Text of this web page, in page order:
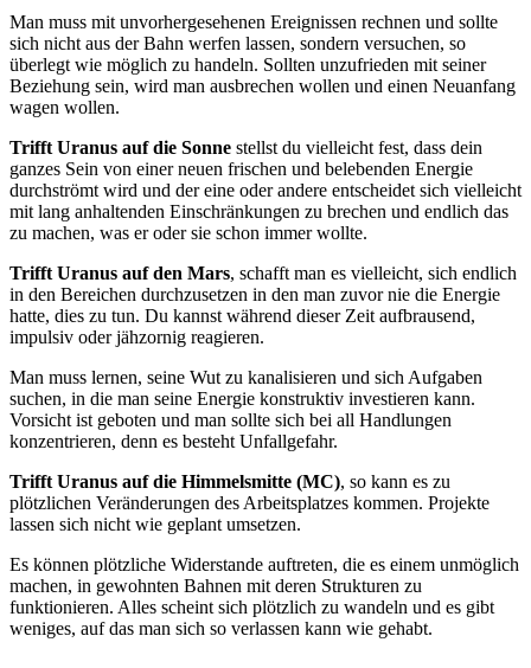
Man muss mit unvorhergesehenen Ereignissen rechnen und sollte
sich nicht aus der Bahn werfen lassen, sondern versuchen, so
überlegt wie möglich zu handeln. Sollten unzufrieden mit seiner
Beziehung sein, wird man ausbrechen wollen und einen Neuanfang
wagen wollen.
Trifft Uranus auf die Sonne stellst du vielleicht fest, dass dein
ganzes Sein von einer neuen frischen und belebenden Energie
durchströmt wird und der eine oder andere entscheidet sich vielleicht
mit lang anhaltenden Einschränkungen zu brechen und endlich das
zu machen, was er oder sie schon immer wollte.
Trifft Uranus auf den Mars, schafft man es vielleicht, sich endlich
in den Bereichen durchzusetzen in den man zuvor nie die Energie
hatte, dies zu tun. Du kannst während dieser Zeit aufbrausend,
impulsiv oder jähzornig reagieren.
Man muss lernen, seine Wut zu kanalisieren und sich Aufgaben
suchen, in die man seine Energie konstruktiv investieren kann.
Vorsicht ist geboten und man sollte sich bei all Handlungen
konzentrieren, denn es besteht Unfallgefahr.
Trifft Uranus auf die Himmelsmitte (MC), so kann es zu
plötzlichen Veränderungen des Arbeitsplatzes kommen. Projekte
lassen sich nicht wie geplant umsetzen.
Es können plötzliche Widerstande auftreten, die es einem unmöglich
machen, in gewohnten Bahnen mit deren Strukturen zu
funktionieren. Alles scheint sich plötzlich zu wandeln und es gibt
weniges, auf das man sich so verlassen kann wie gehabt.